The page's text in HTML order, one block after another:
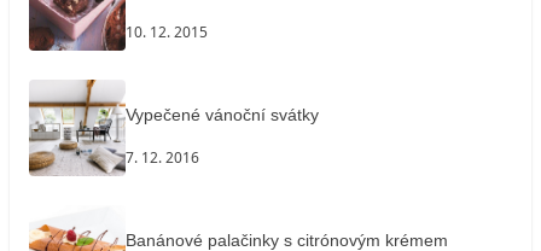
10. 12. 2015
Vypečené vánoční svátky
7. 12. 2016
Banánové palačinky s citrónovým krémem